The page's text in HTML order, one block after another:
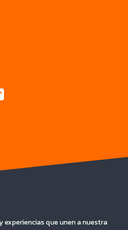
experiencias que unen a nuestra